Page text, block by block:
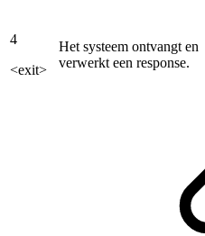
4
<exit>
Het systeem ontvangt en
verwerkt een response.